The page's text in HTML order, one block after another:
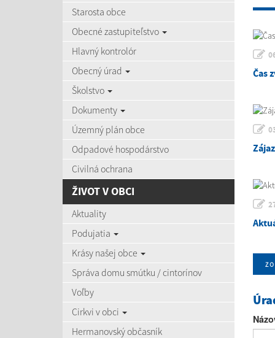
Starosta obce
Obecné zastupiteľstvo
Hlavný kontrolór
Obecný úrad
Školstvo
Dokumenty
Územný plán obce
Odpadové hospodárstvo
Civilná ochrana
ŽIVOT V OBCI
Aktuality
Podujatia
Krásy našej obce
Správa domu smútku / cintorínov
Voľby
Cirkvi v obci
Hermanovský občasník
Čas